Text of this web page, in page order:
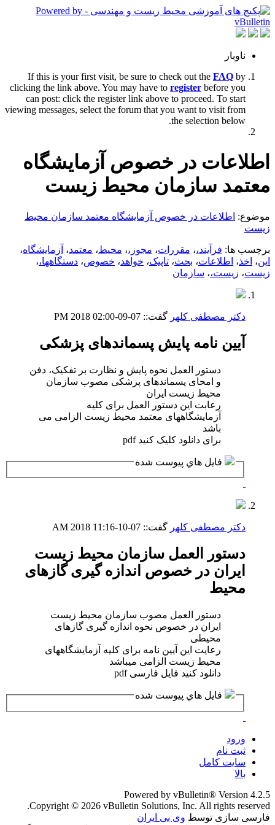
ناوبار
If this is your first visit, be sure to check out the FAQ by
clicking the link above. You may have to register before you
can post: click the register link above to proceed. To start
viewing messages, select the forum that you want to visit from
the selection below.
اطلاعات در خصوص آزمایشگاه
معتمد سازمان محیط زیست
موضوع: اطلاعات در خصوص آزمایشگاه معتمد سازمان محیط
زیست
برچسب ها: فرآیند،، مقررات، مجوز،، محیط، معتمد، آزمایشگاه،
این، اخذ، اطلاعات، بحث، تاپیک، خواهد، خصوص، دستگاهها،،
زیست، زیست،، سازمان
دکتر مصطفی کلهر گفت:: 07-09-2018
02:00 PM
آیین نامه پایش پسماندهای پزشکی
دستور العمل نحوه پایش و نظارت بر تفکیک، دفن
و امحای پسماندهای پزشکی مصوب سازمان
محیط زیست ایران
رعابت این دستور العمل برای کلیه
آزمایشگاههای معتمد محیط زیست الزامی می
باشد
برای دانلود کلیک کنید pdf
فايل هاي پيوست شده
دکتر مصطفی کلهر گفت:: 07-10-2018
11:16 AM
دستور العمل سازمان محیط زیست
ایران در خصوص اندازه گیری گازهای
محیط
دستور العمل مصوب سازمان محیط زیست
ایران در خصوص نحوه اندازه گیری گازهای
محیطی
رعایت این آیین نامه برای کلیه آزمایشگاههای
محیط زیست الزامی میباشد
دانلود کنید فایل فارسی pdf
فايل هاي پيوست شده
ورود
ثبت نام
سایت کامل
بالا
Powered by vBulletin® Version 4.2.5
Copyright © 2026 vBulletin Solutions, Inc. All rights reserved.
فارسی سازی توسط وی بی ایران